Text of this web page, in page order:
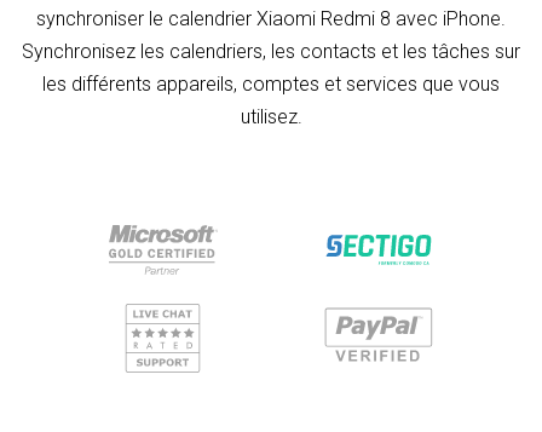
synchroniser le calendrier Xiaomi Redmi 8 avec iPhone.
Synchronisez les calendriers, les contacts et les tâches sur
les différents appareils, comptes et services que vous
utilisez.